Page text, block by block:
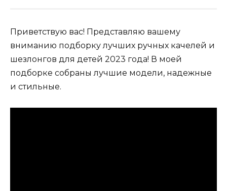
Приветствую вас! Представляю вашему
вниманию подборку лучших ручных качелей и
шезлонгов для детей 2023 года! В моей
подборке собраны лучшие модели, надежные
и стильные.